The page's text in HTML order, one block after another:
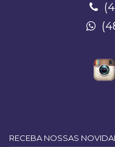
RECEBA NOSSAS